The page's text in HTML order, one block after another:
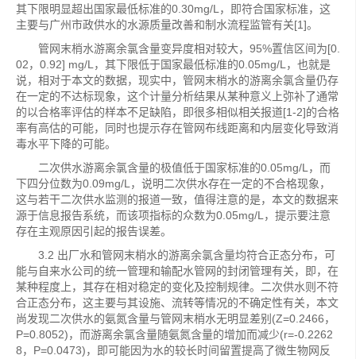
其下限明显超出国家最低标准的0.30mg/L，即符合国家标准，这
主要与广州市政供水的水源质量改善和制水流程监管有关[1]。
管网末梢水游离余氯含量变异度相对较大，95%置信区间为[0.
02，0.92] mg/L，其下限低于国家最低标准的0.05mg/L，也就是
说，相对于本文的数据，现实中，管网末梢水的游离余氯含量仍存
在一定的不达标现象，这个计量分析结果从某种意义上弥补了通常
的以合格率评估的样本不足缺陷，即很多相似相关报道[1-2]的合格
率有高估的可能，同时也提示存在管网布线距离和内层变化导致消
毒水平下降的可能。
二次供水游离余氯含量的极值低于国家标准的0.05mg/L，而
下四分位数为0.09mg/L，说明二次供水存在一定的不合格现象，
这与若干二次供水监测的报道一致，值得注意的是，本文的数据来
源于信息报告系统，而该项指标的众数为0.05mg/L，提示要注意
存在主观原因引起的报告误差。
3.2 出厂水和管网末梢水的游离余氯含量均符合正态分布，可
能与自来水公司的统一管理和输配水管网的封闭管理有关，即，在
某种程度上，其存在相对稳定的变化及控制规律。二次供水则不符
合正态分布，这主要与其设施、流转等情况的不确定性有关，本文
尚发现二次供水的氨氮含量与管网末梢水无明显差别(Z=0.2466，
P=0.8052)，而游离余氯含量随氨氮含量的增加而减少(r=-0.2262
8，P=0.0473)，即可能因为水的较长时间留置提高了微生物网反